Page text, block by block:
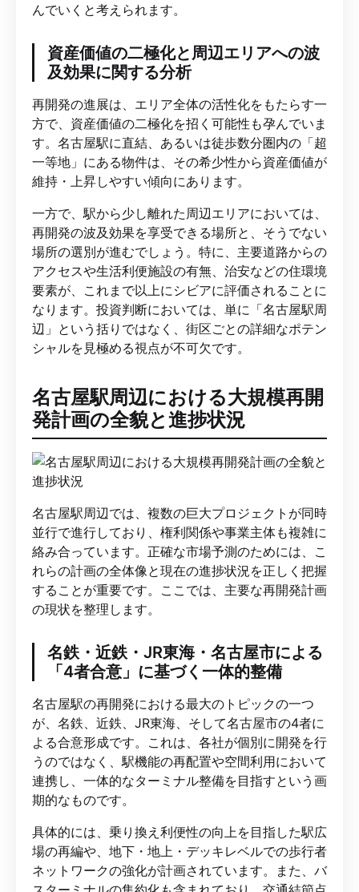
んでいくと考えられます。
資産価値の二極化と周辺エリアへの波
及効果に関する分析
再開発の進展は、エリア全体の活性化をもたらす一
方で、資産価値の二極化を招く可能性も孕んでいま
す。名古屋駅に直結、あるいは徒歩数分圏内の「超
一等地」にある物件は、その希少性から資産価値が
維持・上昇しやすい傾向にあります。
一方で、駅から少し離れた周辺エリアにおいては、
再開発の波及効果を享受できる場所と、そうでない
場所の選別が進むでしょう。特に、主要道路からの
アクセスや生活利便施設の有無、治安などの住環境
要素が、これまで以上にシビアに評価されることに
なります。投資判断においては、単に「名古屋駅周
辺」という括りではなく、街区ごとの詳細なポテン
シャルを見極める視点が不可欠です。
名古屋駅周辺における大規模再開
発計画の全貌と進捗状況
名古屋駅周辺では、複数の巨大プロジェクトが同時
並行で進行しており、権利関係や事業主体も複雑に
絡み合っています。正確な市場予測のためには、こ
れらの計画の全体像と現在の進捗状況を正しく把握
することが重要です。ここでは、主要な再開発計画
の現状を整理します。
名鉄・近鉄・JR東海・名古屋市による
「4者合意」に基づく一体的整備
名古屋駅の再開発における最大のトピックの一つ
が、名鉄、近鉄、JR東海、そして名古屋市の4者に
よる合意形成です。これは、各社が個別に開発を行
うのではなく、駅機能の再配置や空間利用において
連携し、一体的なターミナル整備を目指すという画
期的なものです。
具体的には、乗り換え利便性の向上を目指した駅広
場の再編や、地下・地上・デッキレベルでの歩行者
ネットワークの強化が計画されています。また、バ